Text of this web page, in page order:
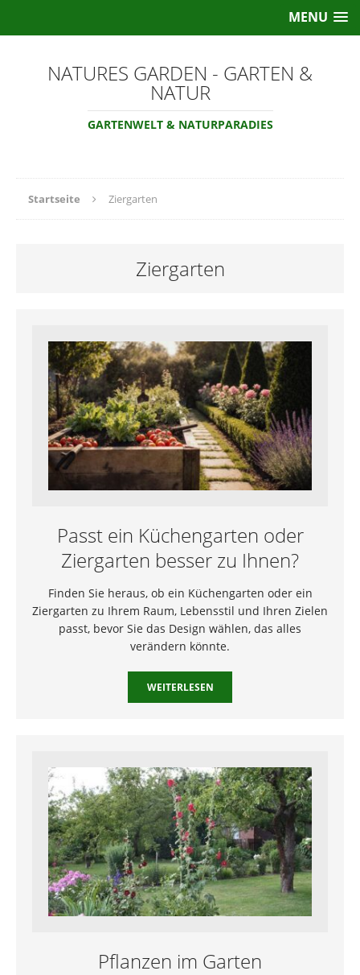
MENU
NATURES GARDEN - GARTEN &
NATUR
GARTENWELT & NATURPARADIES
Startseite Ziergarten
Ziergarten
Passt ein Küchengarten oder
Ziergarten besser zu Ihnen?
Finden Sie heraus, ob ein Küchengarten oder ein
Ziergarten zu Ihrem Raum, Lebensstil und Ihren Zielen
passt, bevor Sie das Design wählen, das alles
verändern könnte.
WEITERLESEN
Pflanzen im Garten